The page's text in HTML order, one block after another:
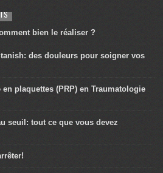
bien le réaliser ?
des douleurs pour soigner vos
plaquettes (PRP) en Traumatologie
seuil: tout ce que vous devez